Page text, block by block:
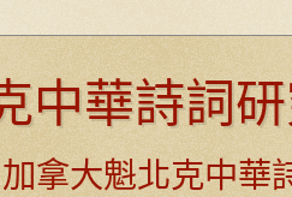
中華詩詞研
拿大魁北克中華